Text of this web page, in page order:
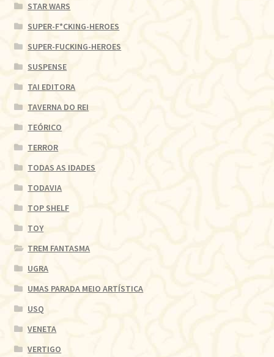
STAR WARS
SUPER-F*CKING-HEROES
SUPER-FUCKING-HEROES
SUSPENSE
TAI EDITORA
TAVERNA DO REI
TEÓRICO
TERROR
TODAS AS IDADES
TODAVIA
TOP SHELF
TOY
TREM FANTASMA
UGRA
UMAS PARADA MEIO ARTÍSTICA
USQ
VENETA
VERTIGO